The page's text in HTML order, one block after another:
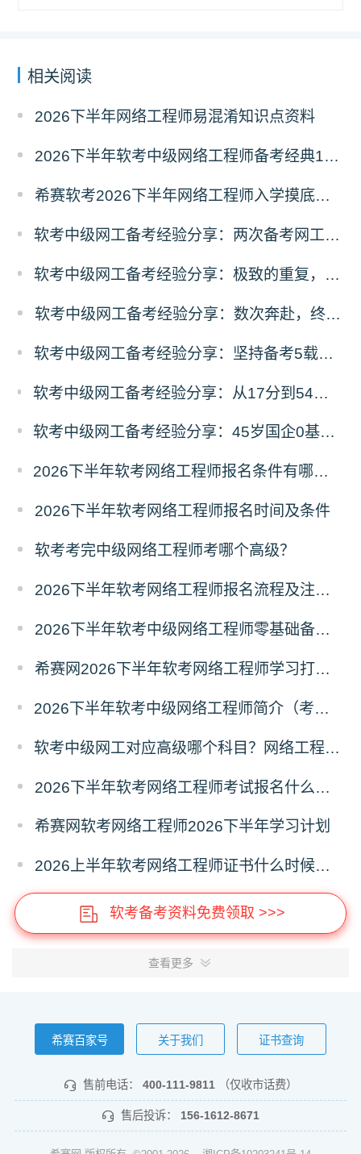
相关阅读
2026下半年网络工程师易混淆知识点资料
2026下半年软考中级网络工程师备考经典100题
希赛软考2026下半年网络工程师入学摸底测试卷
软考中级网工备考经验分享：两次备考网工考场、学习全细节分享
软考中级网工备考经验分享：极致的重复，享受知识的冲击
软考中级网工备考经验分享：数次奔赴，终赴所愿
软考中级网工备考经验分享：坚持备考5载，终得证书上岸
软考中级网工备考经验分享：从17分到54分，我靠这3招搞定下午题！
软考中级网工备考经验分享：45岁国企0基础网工三次备考通关心得
2026下半年软考网络工程师报名条件有哪些？需要准备什么材料？
2026下半年软考网络工程师报名时间及条件
软考考完中级网络工程师考哪个高级？
2026下半年软考网络工程师报名流程及注意事项
2026下半年软考中级网络工程师零基础备考建议
希赛网2026下半年软考网络工程师学习打卡表
2026下半年软考中级网络工程师简介（考试重点+范围）
软考中级网工对应高级哪个科目？网络工程师对应高级报考指南
2026下半年软考网络工程师考试报名什么时候开始？
希赛网软考网络工程师2026下半年学习计划
2026上半年软考网络工程师证书什么时候能领取？
软考备考资料免费领取 >>>
查看更多
希赛百家号 关于我们 证书查询
售前电话： 400-111-9811 （仅收市话费）
售后投诉： 156-1612-8671